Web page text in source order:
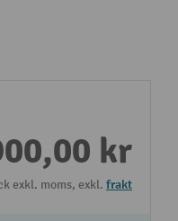
kr
exkl. moms, exkl. frakt